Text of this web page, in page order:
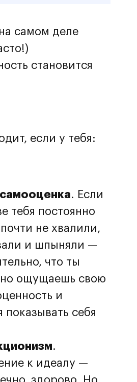
самом деле
становится
если у тебя:
самооценка. Если
тебя постоянно
не хвалили,
и шпыняли —
что ты
ощущаешь свою
и
показывать себя
.
к идеалу —